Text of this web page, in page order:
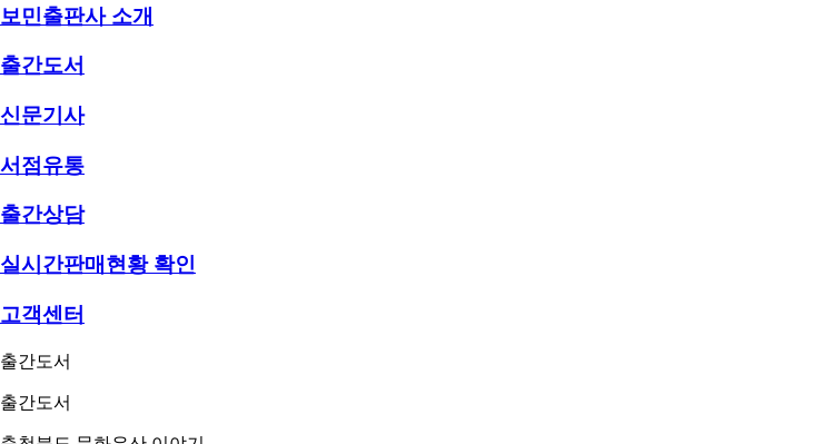
보민출판사 소개
출간도서
신문기사
서점유통
출간상담
실시간판매현황 확인
고객센터
출간도서
출간도서